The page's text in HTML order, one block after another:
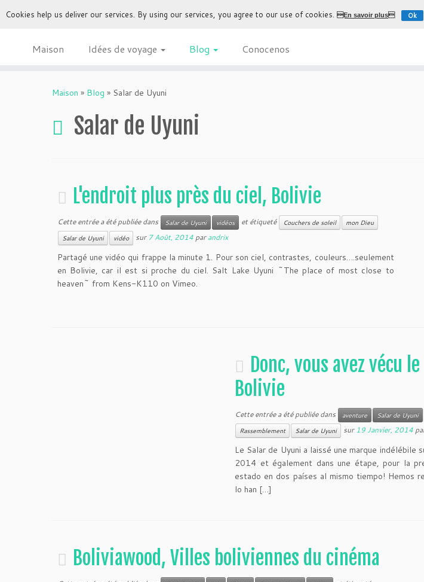
Maison Idées de voyage Blog Conocenos
Maison » Blog » Salar de Uyuni
Salar de Uyuni
L'endroit plus près du ciel, Bolivie
Cette entrée a été publiée dans Salar de Uyuni vidéos et étiqueté Couchers de soleil
mon Dieu
Salar de Uyuni
vidéo sur 7 Août, 2014 parandrix
Partagé une vidéo qui frappe la minute 1. Pour son ciel, contrastes, couleurs….seulement
en Bolivie, car il est si proche du ciel. Salt Lake Uyuni ~The place of most close to
heaven~ from Kens-K110 on Vimeo.
Donc, vous avez vécu
Bolivie
Cette entrée a été publiée dans aventure Salar de Uyuni
Rassemblement
Salar de Uyuni sur19 Janvier, 2014
Le Salar de Uyuni a laissé une marque
2014 et également dans une étape, pour la
estado en dos países al mismo tiempo! Hemos
lo han […]
Boliviawood, Villes boliviennes du cinéma
Cookies help us deliver our services. By using our services, you agree to our use of cookies.En savoir plus Ok